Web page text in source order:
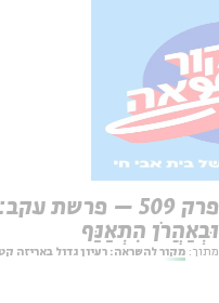
פרק 509 – פרשת עקב:
וּבְאַהֲרֹן הִתְאַנַּף
מתוך: מקור להשראה: רעיון גדול באריזה